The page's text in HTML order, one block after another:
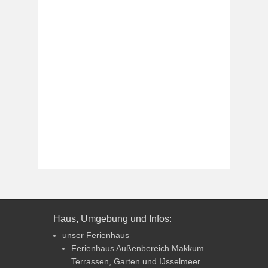
Haus, Umgebung und Infos:
unser Ferienhaus
Ferienhaus Außenbereich Makkum –
Terrassen, Garten und IJsselmeer